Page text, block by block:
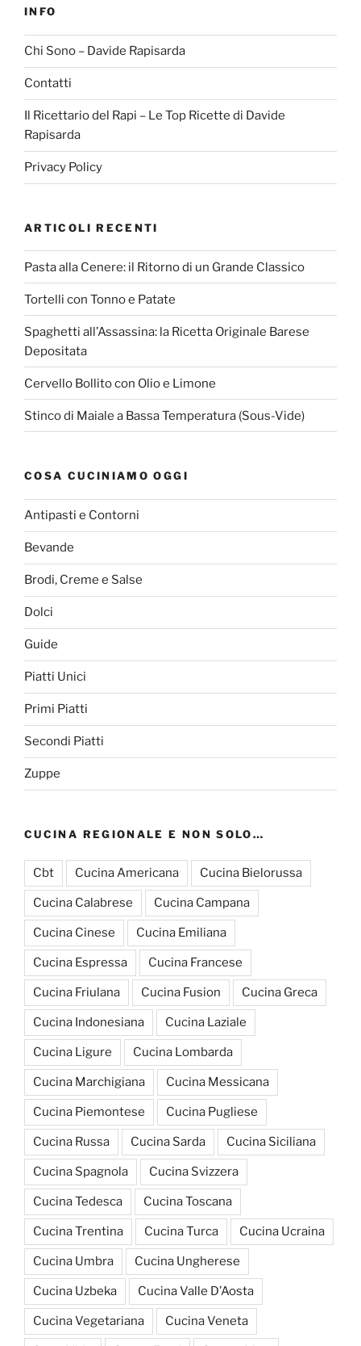
INFO
Chi Sono – Davide Rapisarda
Contatti
Il Ricettario del Rapi – Le Top Ricette di Davide
Rapisarda
Privacy Policy
ARTICOLI RECENTI
Pasta alla Cenere: il Ritorno di un Grande Classico
Tortelli con Tonno e Patate
Spaghetti all’Assassina: la Ricetta Originale Barese
Depositata
Cervello Bollito con Olio e Limone
Stinco di Maiale a Bassa Temperatura (Sous-Vide)
COSA CUCINIAMO OGGI
Antipasti e Contorni
Bevande
Brodi, Creme e Salse
Dolci
Guide
Piatti Unici
Primi Piatti
Secondi Piatti
Zuppe
CUCINA REGIONALE E NON SOLO…
Cbt Cucina Americana Cucina Bielorussa
Cucina Calabrese Cucina Campana
Cucina Cinese Cucina Emiliana
Cucina Espressa Cucina Francese
Cucina Friulana Cucina Fusion Cucina Greca
Cucina Indonesiana Cucina Laziale
Cucina Ligure Cucina Lombarda
Cucina Marchigiana Cucina Messicana
Cucina Piemontese Cucina Pugliese
Cucina Russa Cucina Sarda Cucina Siciliana
Cucina Spagnola Cucina Svizzera
Cucina Tedesca Cucina Toscana
Cucina Trentina Cucina Turca Cucina Ucraina
Cucina Umbra Cucina Ungherese
Cucina Uzbeka Cucina Valle D’Aosta
Cucina Vegetariana Cucina Veneta